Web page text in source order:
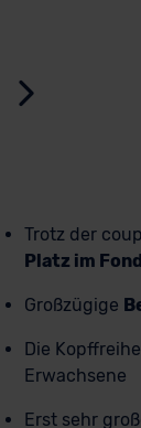
Trotz der
Platz im Fond
Großzügige
Die
Erwachsene
Erst sehr